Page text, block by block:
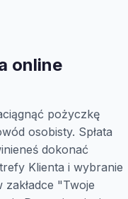
online
pożyczkę
osobisty. Spłata
dokonać
Klienta i wybranie
zakładce "Twoje